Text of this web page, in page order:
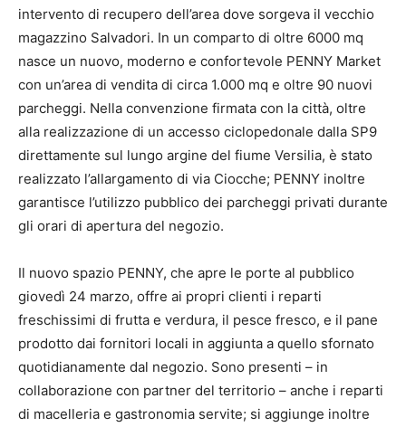
intervento di recupero dell’area dove sorgeva il vecchio
magazzino Salvadori. In un comparto di oltre 6000 mq
nasce un nuovo, moderno e confortevole PENNY Market
con un’area di vendita di circa 1.000 mq e oltre 90 nuovi
parcheggi. Nella convenzione firmata con la città, oltre
alla realizzazione di un accesso ciclopedonale dalla SP9
direttamente sul lungo argine del fiume Versilia, è stato
realizzato l’allargamento di via Ciocche; PENNY inoltre
garantisce l’utilizzo pubblico dei parcheggi privati durante
gli orari di apertura del negozio.
Il nuovo spazio PENNY, che apre le porte al pubblico
giovedì 24 marzo, offre ai propri clienti i reparti
freschissimi di frutta e verdura, il pesce fresco, e il pane
prodotto dai fornitori locali in aggiunta a quello sfornato
quotidianamente dal negozio. Sono presenti – in
collaborazione con partner del territorio – anche i reparti
di macelleria e gastronomia servite; si aggiunge inoltre